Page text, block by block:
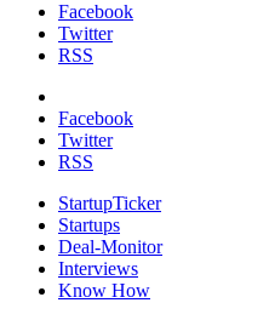
Facebook
Twitter
RSS
Facebook
Twitter
RSS
StartupTicker
Startups
Deal-Monitor
Interviews
Know How